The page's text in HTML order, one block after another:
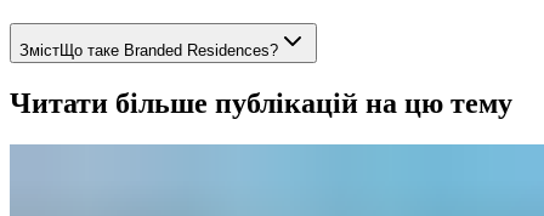
ЗмістЩо таке Branded Residences?
Читати більше публікацій на цю тему